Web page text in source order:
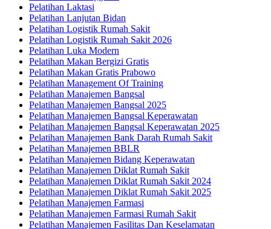
Pelatihan Laktasi
Pelatihan Lanjutan Bidan
Pelatihan Logistik Rumah Sakit
Pelatihan Logistik Rumah Sakit 2026
Pelatihan Luka Modern
Pelatihan Makan Bergizi Gratis
Pelatihan Makan Gratis Prabowo
Pelatihan Management Of Training
Pelatihan Manajemen Bangsal
Pelatihan Manajemen Bangsal 2025
Pelatihan Manajemen Bangsal Keperawatan
Pelatihan Manajemen Bangsal Keperawatan 2025
Pelatihan Manajemen Bank Darah Rumah Sakit
Pelatihan Manajemen BBLR
Pelatihan Manajemen Bidang Keperawatan
Pelatihan Manajemen Diklat Rumah Sakit
Pelatihan Manajemen Diklat Rumah Sakit 2024
Pelatihan Manajemen Diklat Rumah Sakit 2025
Pelatihan Manajemen Farmasi
Pelatihan Manajemen Farmasi Rumah Sakit
Pelatihan Manajemen Fasilitas Dan Keselamatan